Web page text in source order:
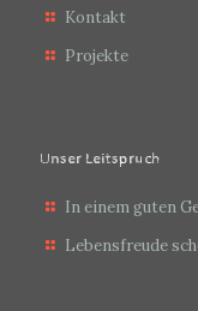
Kontakt
Projekte
Unser Leitspruch
In einem guten
Lebensfreude